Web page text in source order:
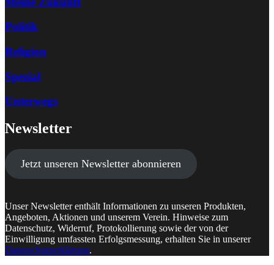
Politik
Religion
Spezial
Unterwegs
Newsletter
Jetzt unseren Newsletter abonnieren
Unser Newsletter enthält Informationen zu unseren Produkten,
Angeboten, Aktionen und unserem Verein. Hinweise zum
Datenschutz, Widerruf, Protokollierung sowie der von der
Einwilligung umfassten Erfolgsmessung, erhalten Sie in unserer
Datenschutzerklärung.